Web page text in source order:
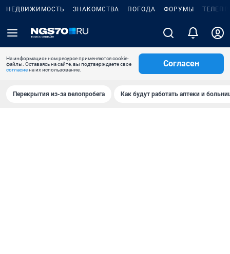
НЕДВИЖИМОСТЬ ЗНАКОМСТВА ПОГОДА ФОРУМЫ
На информационном ресурсе применяются cookie-
файлы. Оставаясь на сайте, вы подтверждаете свое
согласиена их использование.
Согласен
Перекрытия из-за велопробега Как будут работать аптеки и